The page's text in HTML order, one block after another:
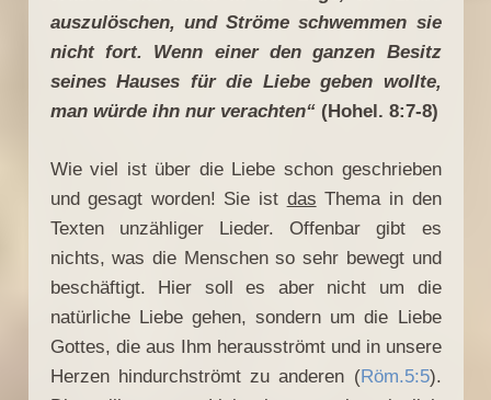
auszulöschen, und Ströme schwemmen sie
nicht fort. Wenn einer den ganzen Besitz
seines Hauses für die Liebe geben wollte,
man würde ihn nur verachten“ (Hohel. 8:7-8)
Wie viel ist über die Liebe schon geschrieben
und gesagt worden! Sie ist das Thema in den
Texten unzähliger Lieder. Offenbar gibt es
nichts, was die Menschen so sehr bewegt und
beschäftigt. Hier soll es aber nicht um die
natürliche Liebe gehen, sondern um die Liebe
Gottes, die aus Ihm herausströmt und in unsere
Herzen hindurchströmt zu anderen (Röm.5:5).